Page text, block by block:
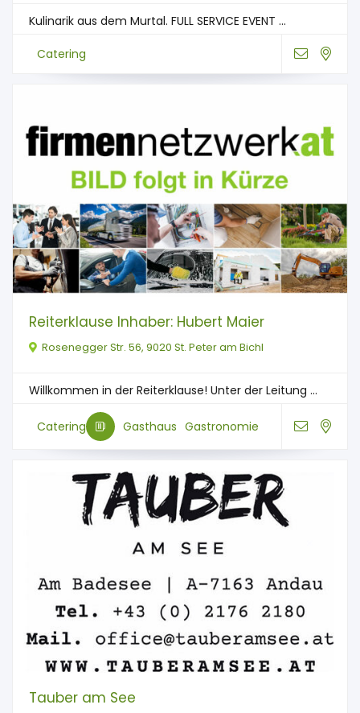
Kulinarik aus dem Murtal. FULL SERVICE EVENT ...
Catering
Reiterklause Inhaber: Hubert Maier
Rosenegger Str. 56, 9020 St. Peter am Bichl
Willkommen in der Reiterklause! Unter der Leitung ...
Catering Gasthaus Gastronomie
Tauber am See